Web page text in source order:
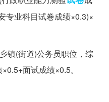
专业科目试卷成绩×0.3)×
镇(街道)公务员职位，综
面试成绩×0.5。